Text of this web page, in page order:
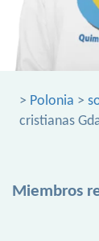
> Polonia >
cristianas
Miembros